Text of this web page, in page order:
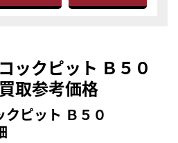
ックピット Ｂ５０
取参考価格
ピット Ｂ５０